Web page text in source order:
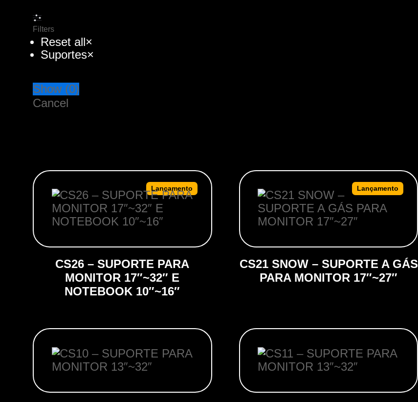
Filters
Reset all ×
Suportes×
Show (0)
Cancel
Lançamento
CS26 – SUPORTE PARA
MONITOR 17″~32″ E
NOTEBOOK 10″~16″
Lançamento
CS21 SNOW – SUPORTE A GÁS
PARA MONITOR 17″~27″